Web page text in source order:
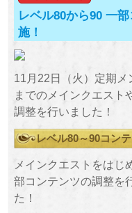
レベル80から90 一
施！
11月22日（火）定期
までのメインクエスト
調整を行いました！
レベル80～90コン
メインクエストをはじ
部コンテンツの調整を
た！